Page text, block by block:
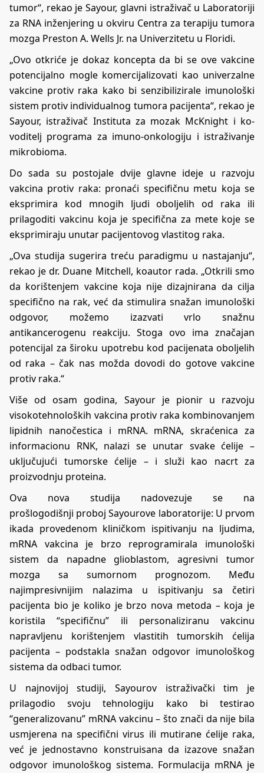
tumor“, rekao je Sayour, glavni istraživač u Laboratoriji
za RNA inženjering u okviru Centra za terapiju tumora
mozga Preston A. Wells Jr. na Univerzitetu u Floridi.
„Ovo otkriće je dokaz koncepta da bi se ove vakcine
potencijalno mogle komercijalizovati kao univerzalne
vakcine protiv raka kako bi senzibilizirale imunološki
sistem protiv individualnog tumora pacijenta“, rekao je
Sayour, istraživač Instituta za mozak McKnight i ko-
voditelj programa za imuno-onkologiju i istraživanje
mikrobioma.
Do sada su postojale dvije glavne ideje u razvoju
vakcina protiv raka: pronaći specifičnu metu koja se
eksprimira kod mnogih ljudi oboljelih od raka ili
prilagoditi vakcinu koja je specifična za mete koje se
eksprimiraju unutar pacijentovog vlastitog raka.
„Ova studija sugerira treću paradigmu u nastajanju“,
rekao je dr. Duane Mitchell, koautor rada. „Otkrili smo
da korištenjem vakcine koja nije dizajnirana da cilja
specifično na rak, već da stimulira snažan imunološki
odgovor, možemo izazvati vrlo snažnu
antikancerogenu reakciju. Stoga ovo ima značajan
potencijal za široku upotrebu kod pacijenata oboljelih
od raka – čak nas možda dovodi do gotove vakcine
protiv raka.“
Više od osam godina, Sayour je pionir u razvoju
visokotehnoloških vakcina protiv raka kombinovanjem
lipidnih nanočestica i mRNA. mRNA, skraćenica za
informacionu RNK, nalazi se unutar svake ćelije –
uključujući tumorske ćelije – i služi kao nacrt za
proizvodnju proteina.
Ova nova studija nadovezuje se na
prošlogodišnji proboj Sayourove laboratorije: U prvom
ikada provedenom kliničkom ispitivanju na ljudima,
mRNA vakcina je brzo reprogramirala imunološki
sistem da napadne glioblastom, agresivni tumor
mozga sa sumornom prognozom. Među
najimpresivnijim nalazima u ispitivanju sa četiri
pacijenta bio je koliko je brzo nova metoda – koja je
koristila “specifičnu” ili personaliziranu vakcinu
napravljenu korištenjem vlastitih tumorskih ćelija
pacijenta – podstakla snažan odgovor imunološkog
sistema da odbaci tumor.
U najnovijoj studiji, Sayourov istraživački tim je
prilagodio svoju tehnologiju kako bi testirao
“generalizovanu” mRNA vakcinu – što znači da nije bila
usmjerena na specifični virus ili mutirane ćelije raka,
već je jednostavno konstruisana da izazove snažan
odgovor imunološkog sistema. Formulacija mRNA je